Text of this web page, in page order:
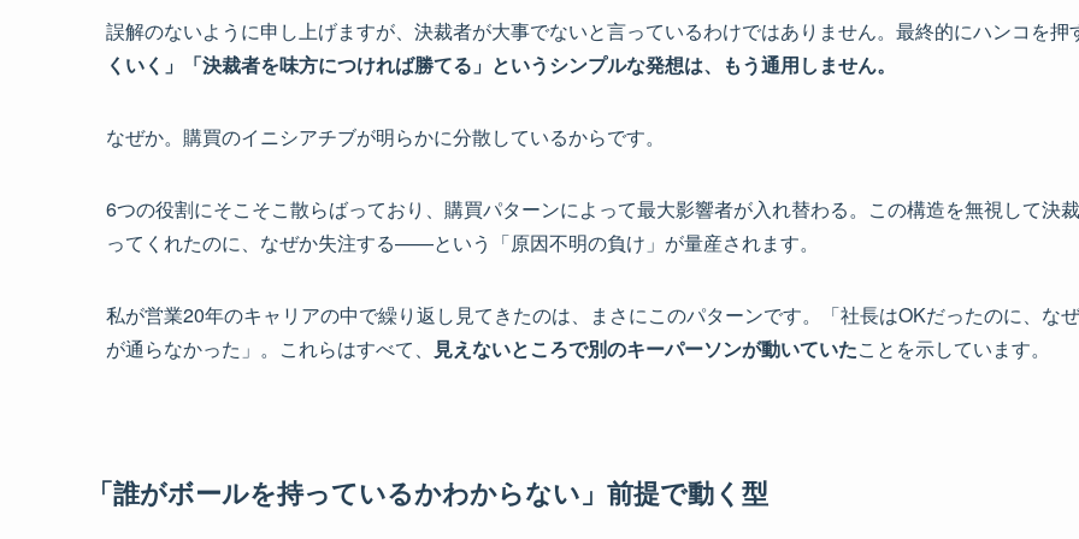
誤解のないように申し上げますが、決裁者が大事でないと言っているわけではありません。最終的にハンコを
くいく」「決裁者を味方につければ勝てる」というシンプルな発想は、もう通用しません。
なぜか。購買のイニシアチブが明らかに分散しているからです。
6つの役割にそこそこ散らばっており、購買パターンによって最大影響者が入れ替わる。この構造を無視して決
ってくれたのに、なぜか失注する——という「原因不明の負け」が量産されます。
私が営業20年のキャリアの中で繰り返し見てきたのは、まさにこのパターンです。「社長はOKだったのに、な
が通らなかった」。これらはすべて、
見えないところで別のキーパーソンが動いていたことを示しています。
「誰がボールを持っているかわからない」前提で動く型